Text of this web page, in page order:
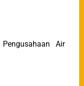
Air